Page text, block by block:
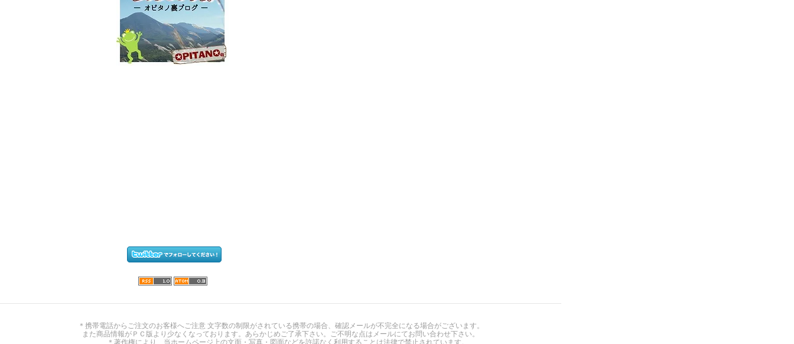
＊携帯電話からご注文のお客様へご注意 文字数の制限がされている携帯の場合、確認メールが不完全になる場合がございます。
また商品情報がＰＣ版より少なくなっております。あらかじめご了承下さい。ご不明な点はメールにてお問い合わせ下さい。
＊著作権により、当ホームページ上の文面・写真・図面などを許諾なく利用することは法律で禁止されています。